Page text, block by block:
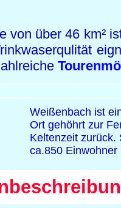
von über 46 km²
Weißenbach ist
Ort gehöhrt zur
Keltenzeit
ca.850